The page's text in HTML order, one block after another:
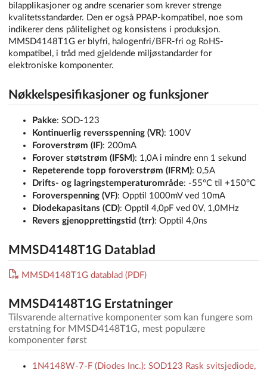
bilapplikasjoner og andre scenarier som krever strenge
kvalitetsstandarder. Den er også PPAP-kompatibel, noe som
indikerer dens pålitelighet og konsistens i produksjon.
MMSD4148T1G er blyfri, halogenfri/BFR-fri og RoHS-
kompatibel, i tråd med gjeldende miljøstandarder for
elektroniske komponenter.
Nøkkelspesifikasjoner og funksjoner
Pakke: SOD-123
Kontinuerlig reversspenning (VR): 100V
Foroverstrøm (IF): 200mA
Forover støtstrøm (IFSM): 1,0A i mindre enn 1 sekund
Repeterende topp foroverstrøm (IFRM): 0,5A
Drifts- og lagringstemperaturområde: -55°C til +150°C
Foroverspenning (VF): Opptil 1000mV ved 10mA
Diodekapasitans (CD): Opptil 4,0pF ved 0V, 1,0MHz
Revers gjenopprettingstid (trr): Opptil 4,0ns
MMSD4148T1G Datablad
MMSD4148T1G datablad (PDF)
MMSD4148T1G Erstatninger
Tilsvarende alternative komponenter som kan fungere som
erstatning for MMSD4148T1G, mest populære
komponenter først
1N4148W-7-F (Diodes Inc.): SOD123 Rask svitsjediode,